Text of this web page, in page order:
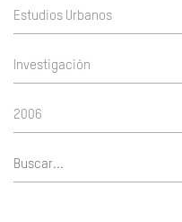
Estudios Urbanos
Investigación
2006